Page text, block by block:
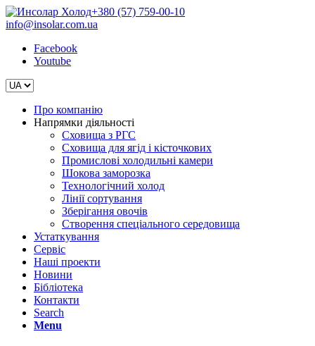
+380 (57) 759-00-10
info@insolar.com.ua
Facebook
Youtube
Про компанію
Напрямки діяльності
Сховища з РГС
Сховища для ягід і кісточкових
Промислові холодильні камери
Шокова заморозка
Технологічний холод
Лінії сортування
Зберігання овочів
Створення спеціального середовища
Устаткування
Сервіс
Наші проекти
Новини
Бібліотека
Контакти
Search
Menu